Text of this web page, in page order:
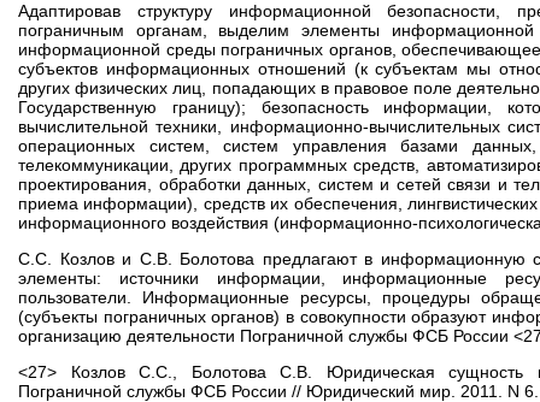
Адаптировав структуру информационной безопасности,
пограничным органам, выделим элементы информационной
информационной среды пограничных органов,
субъектов информационных отношений (к субъектам мы
других физических лиц, попадающих в правовое поле
Государственную границу); безопасность информации,
вычислительной техники, информационно-вычислительных
операционных систем, систем управления базами
телекоммуникации, других программных средств,
проектирования, обработки данных, систем и сетей связи и
приема информации), средств их обеспечения,
информационного воздействия (информационно-
С.С. Козлов и С.В. Болотова предлагают в информационную
элементы: источники информации, информационные
пользователи. Информационные ресурсы, процедуры
(субъекты пограничных органов) в совокупности образуют
организацию деятельности Пограничной службы ФСБ России
<27> Козлов С.С., Болотова С.В. Юридическая сущность
Пограничной службы ФСБ России // Юридический мир. 2011. N